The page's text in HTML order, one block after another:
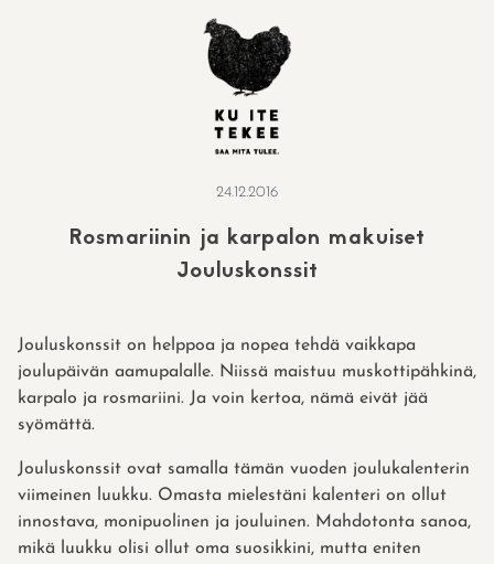
24.12.2016
Rosmariinin ja karpalon makuiset
Jouluskonssit
Jouluskonssit on helppoa ja nopea tehdä vaikkapa
joulupäivän aamupalalle. Niissä maistuu muskottipähkinä,
karpalo ja rosmariini. Ja voin kertoa, nämä eivät jää
syömättä.
Jouluskonssit ovat samalla tämän vuoden joulukalenterin
viimeinen luukku. Omasta mielestäni kalenteri on ollut
innostava, monipuolinen ja jouluinen. Mahdotonta sanoa,
mikä luukku olisi ollut oma suosikkini, mutta eniten